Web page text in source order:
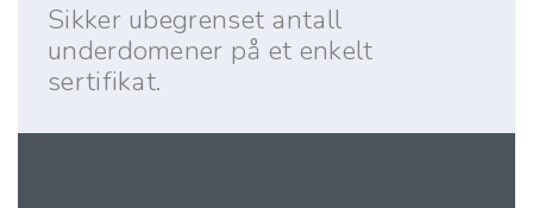
Sikker ubegrenset antall
underdomener på et enkelt
sertifikat.